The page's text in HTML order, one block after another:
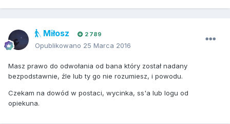
Miłosz 2 789
Opublikowano 25 Marca 2016
Masz prawo do odwołania od bana który został nadany
bezpodstawnie, źle lub ty go nie rozumiesz, i powodu.
Czekam na dowód w postaci, wycinka, ss'a lub logu od
opiekuna.